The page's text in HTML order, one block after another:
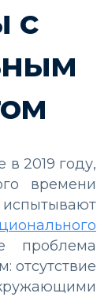
с
2019 году,
времени
отсутствие